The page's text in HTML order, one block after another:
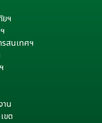
ยฯ
สนเทศฯ
าน
ขต